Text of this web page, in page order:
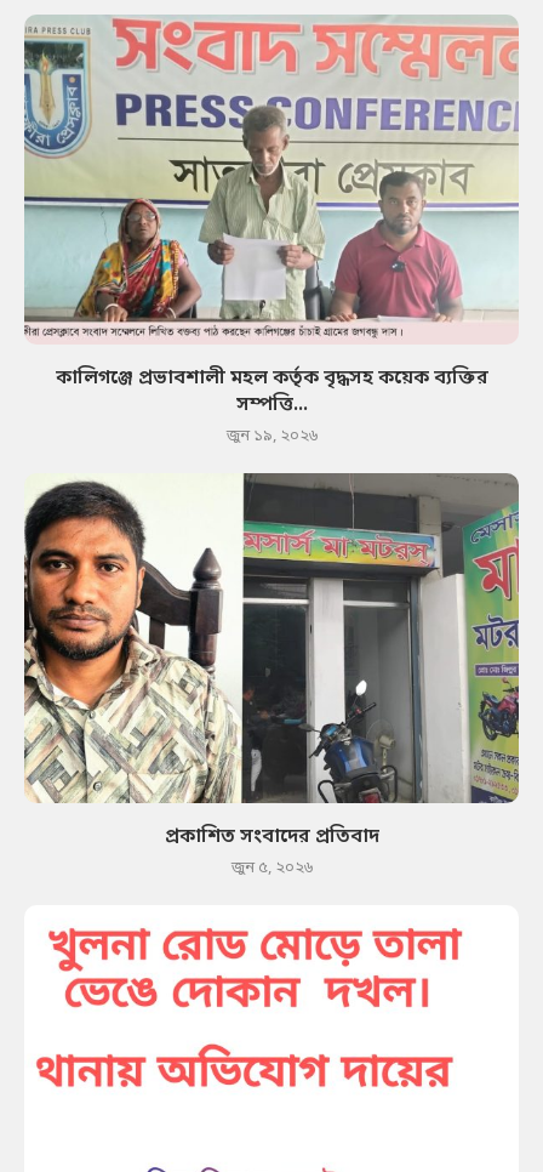
কালিগঞ্জে প্রভাবশালী মহল কর্তৃক বৃদ্ধসহ কয়েক ব্যক্তির
সম্পত্তি...
জুন ১৯, ২০২৬
প্রকাশিত সংবাদের প্রতিবাদ
জুন ৫, ২০২৬